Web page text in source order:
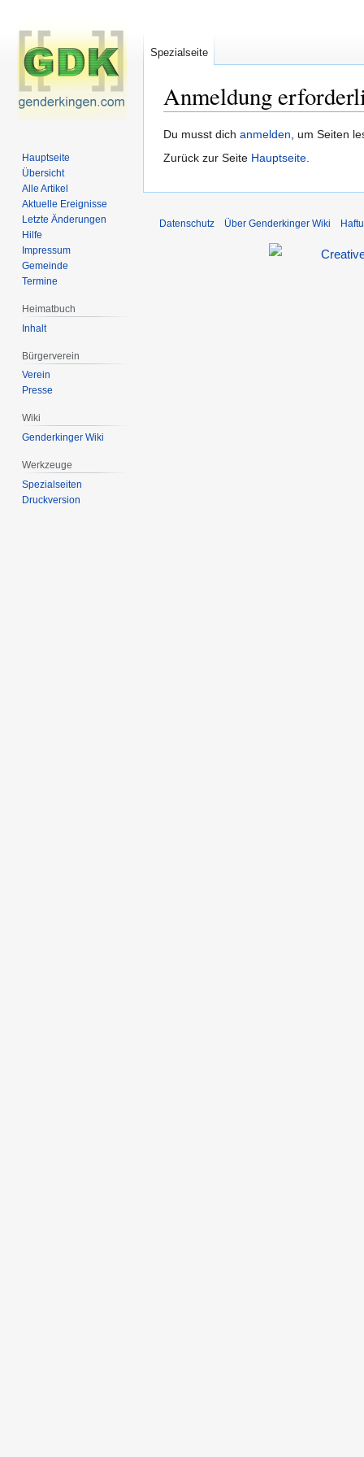
Anmeldung
Zur
Navigation
Zur
Suche
Du musst dich anmelden, um Seiten
Zurück zur Seite Hauptseite.
Spezialseite
Hauptseite
Übersicht
Alle Artikel
Aktuelle Ereignisse
Letzte Änderungen
Hilfe
Impressum
Gemeinde
Termine
Heimatbuch
Inhalt
Bürgerverein
Verein
Presse
Wiki
Genderkinger Wiki
Werkzeuge
Spezialseiten
Druckversion
Datenschutz Über Genderkinger Wiki